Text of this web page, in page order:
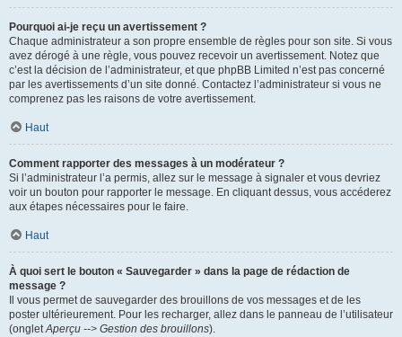
Pourquoi ai-je reçu un avertissement ?
Chaque administrateur a son propre ensemble de règles pour son site. Si vous
avez dérogé à une règle, vous pouvez recevoir un avertissement. Notez que
c’est la décision de l’administrateur, et que phpBB Limited n’est pas concerné
par les avertissements d’un site donné. Contactez l’administrateur si vous ne
comprenez pas les raisons de votre avertissement.
Haut
Comment rapporter des messages à un modérateur ?
Si l’administrateur l’a permis, allez sur le message à signaler et vous devriez
voir un bouton pour rapporter le message. En cliquant dessus, vous accéderez
aux étapes nécessaires pour le faire.
Haut
À quoi sert le bouton « Sauvegarder » dans la page de rédaction de
message ?
Il vous permet de sauvegarder des brouillons de vos messages et de les
poster ultérieurement. Pour les recharger, allez dans le panneau de l’utilisateur
(ongletAperçu --> Gestion des brouillons).